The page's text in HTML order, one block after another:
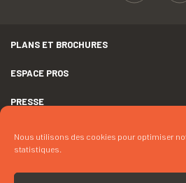
Nous utilisons des cookies pour optimiser
statistiques.
PLANS ET BROCHURES
ESPACE PROS
PRESSE